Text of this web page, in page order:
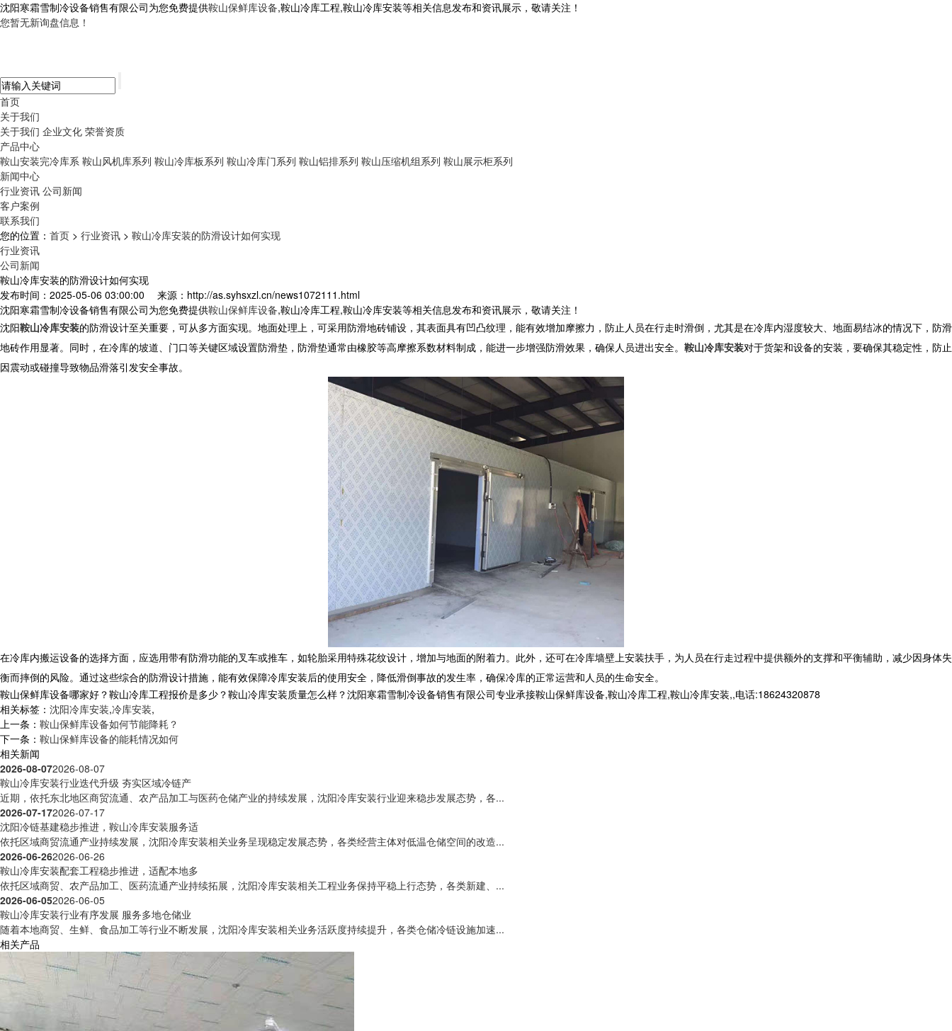
沈阳寒霜雪制冷设备销售有限公司为您免费提供鞍山保鲜库设备,鞍山冷库工程,鞍山冷库安装等相关信息发布和资讯展示，敬请关注！
您暂无新询盘信息！
首页
关于我们
关于我们 企业文化 荣誉资质
产品中心
鞍山安装完冷库系 鞍山风机库系列 鞍山冷库板系列 鞍山冷库门系列 鞍山铝排系列 鞍山压缩机组系列 鞍山展示柜系列
新闻中心
行业资讯 公司新闻
客户案例
联系我们
您的位置： 首页 > 行业资讯 > 鞍山冷库安装的防滑设计如何实现
行业资讯
公司新闻
鞍山冷库安装的防滑设计如何实现
发布时间：2025-05-06 03:00:00
来源：http://as.syhsxzl.cn/news1072111.html
沈阳寒霜雪制冷设备销售有限公司为您免费提供鞍山保鲜库设备,鞍山冷库工程,鞍山冷库安装等相关信息发布和资讯展示，敬请关注！
沈阳鞍山冷库安装的防滑设计至关重要，可从多方面实现。地面处理上，可采用防滑地砖铺设，其表面具有凹凸纹理，能有效增加摩擦力，防止人员在行走时滑倒，尤其是在冷库内湿度较大、地面易结冰的情况下，防滑
地砖作用显著。同时，在冷库的坡道、门口等关键区域设置防滑垫，防滑垫通常由橡胶等高摩擦系数材料制成，能进一步增强防滑效果，确保人员进出安全。 鞍山冷库安装对于货架和设备的安装，要确保其稳定性，防止
因震动或碰撞导致物品滑落引发安全事故。
在冷库内搬运设备的选择方面，应选用带有防滑功能的叉车或推车，如轮胎采用特殊花纹设计，增加与地面的附着力。此外，还可在冷库墙壁上安装扶手，为人员在行走过程中提供额外的支撑和平衡辅助，减少因身体失
衡而摔倒的风险。通过这些综合的防滑设计措施，能有效保障冷库安装后的使用安全，降低滑倒事故的发生率，确保冷库的正常运营和人员的生命安全。
鞍山保鲜库设备哪家好？鞍山冷库工程报价是多少？鞍山冷库安装质量怎么样？沈阳寒霜雪制冷设备销售有限公司专业承接鞍山保鲜库设备,鞍山冷库工程,鞍山冷库安装,,电话:18624320878
相关标签： 沈阳冷库安装,冷库安装,
上一条： 鞍山保鲜库设备如何节能降耗？
下一条： 鞍山保鲜库设备的能耗情况如何
相关新闻
2026-08-072026-08-07
鞍山冷库安装行业迭代升级 夯实区域冷链产
近期，依托东北地区商贸流通、农产品加工与医药仓储产业的持续发展，沈阳冷库安装行业迎来稳步发展态势，各...
2026-07-172026-07-17
沈阳冷链基建稳步推进，鞍山冷库安装服务适
依托区域商贸流通产业持续发展，沈阳冷库安装相关业务呈现稳定发展态势，各类经营主体对低温仓储空间的改造...
2026-06-262026-06-26
鞍山冷库安装配套工程稳步推进，适配本地多
依托区域商贸、农产品加工、医药流通产业持续拓展，沈阳冷库安装相关工程业务保持平稳上行态势，各类新建、...
2026-06-052026-06-05
鞍山冷库安装行业有序发展 服务多地仓储业
随着本地商贸、生鲜、食品加工等行业不断发展，沈阳冷库安装相关业务活跃度持续提升，各类仓储冷链设施加速...
相关产品